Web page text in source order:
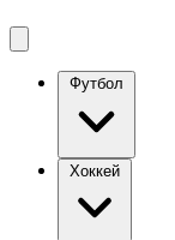
Футбол
Хоккей